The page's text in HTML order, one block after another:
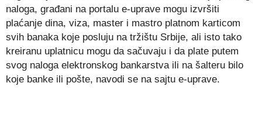
naloga, građani na portalu e-uprave mogu izvršiti
plaćanje dina, viza, master i mastro platnom karticom
svih banaka koje posluju na tržištu Srbije, ali isto tako
kreiranu uplatnicu mogu da sačuvaju i da plate putem
svog naloga elektronskog bankarstva ili na šalteru bilo
koje banke ili pošte, navodi se na sajtu e-uprave.